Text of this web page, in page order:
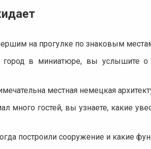
на прогулке по знаковым
город в миниатюре, вы услышите
местная немецкая
гостей, вы узнаете, какие
построили сооружение и какие